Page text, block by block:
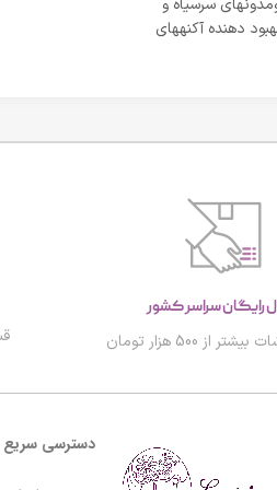
سرسیاه و
دهنده آکنههای
رایگان سراسر کشور
از 500 هزار تومان
دسترسی سریع